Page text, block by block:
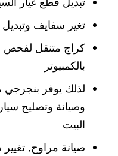
تغير سفايف
كراج متنقل لفحص
بالكمبيوتر
لذلك يوفر بنجرجي
وصيانة وتصليح
البيت
صيانة مراوح,